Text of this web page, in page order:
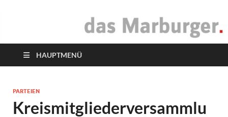
das Marburger.
HAUPTMENÜ
PARTEIEN
Kreismitgliederversammlu